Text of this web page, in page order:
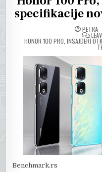
specifikacije
PETRA
HONOR 100 PRO, INSAJDERI
Benchmark.rs